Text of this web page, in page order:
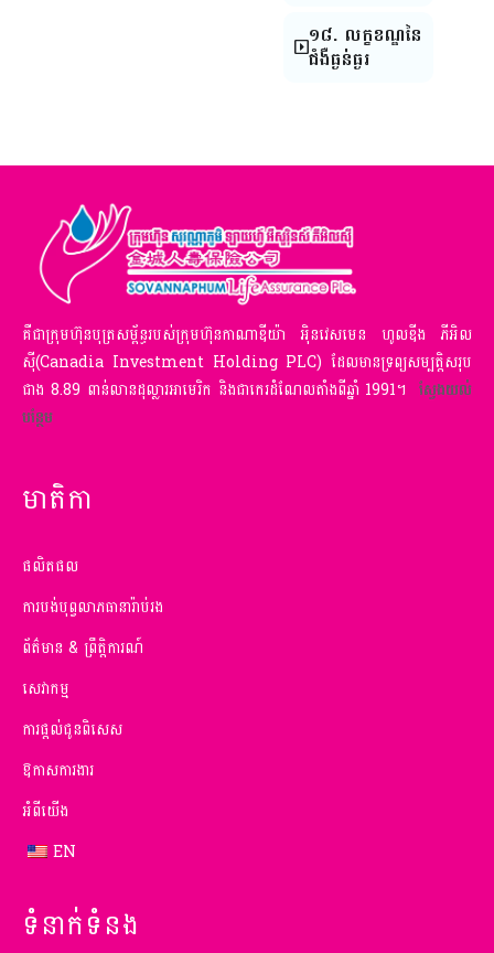
១៨. លក្ខខណ្ឌនៃ
ជំងឺធ្ងន់ធ្ងរ
គឺជាក្រុមហ៊ុនបុត្រសម្ព័ន្ធរបស់ក្រុមហ៊ុនកាណាឌីយ៉ា អ៉ិនវេសមេន ហូលឌីង ភីអិល
ស៊ី(Canadia Investment Holding PLC) ដែលមានទ្រព្យសម្បត្តិសរុប
ជាង 8.89 ពាន់លានដុល្លារអាមេរិក និងជាកេរដំណែលតាំងពីឆ្នាំ 1991។ ស្វែងយល់
បន្ថែម
មាតិកា
ផលិតផល
ការបង់បុព្វលាភធានារ៉ាប់រង
ព័ត៌មាន & ព្រឹត្តិការណ៍
សេវាកម្ម
ការផ្តល់ជូនពិសេស
ឱកាសការងារ
អំពីយើង
EN
ទំនាក់ទំនង